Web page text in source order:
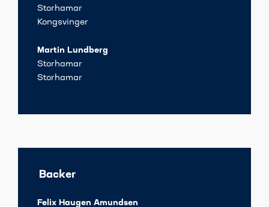
Storhamar
Kongsvinger
Martin Lundberg
Storhamar
Storhamar
Backer
Felix Haugen Amundsen